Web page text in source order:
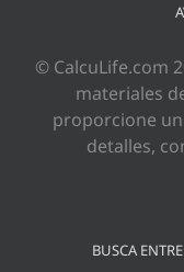
© CalcuLife.com
materiales
proporcione
detalles,
BUSCA